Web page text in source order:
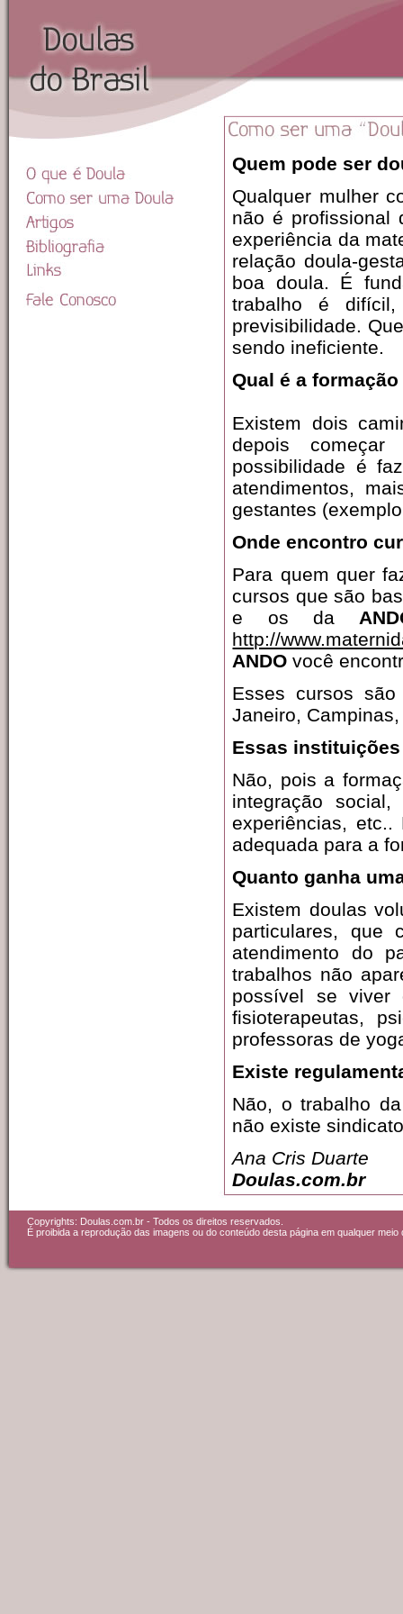
Quem pode ser
Qualquer mulher
não é profissional
experiência da
relação doula-
boa doula. É
trabalho é difícil,
previsibilidade.
sendo ineficiente.
Qual é a
Existem dois
depois
possibilidade é
atendimentos,
gestantes
Onde encontro
Para quem quer
cursos que são
e os da
http://
ANDO você
Esses cursos
Janeiro,
Essas
Não, pois a
integração
experiências,
adequada para a
Quanto ganha
Existem doulas
particulares, que
atendimento do
trabalhos não
possível se viver
fisioterapeutas,
professoras de
Existe
Não, o trabalho
não existe
Ana Cris Duarte
Doulas.com.br
Copyrights: Doulas.com.br - Todos os direitos reservados.
É proibida a reprodução das imagens ou do conteúdo desta página em qualquer